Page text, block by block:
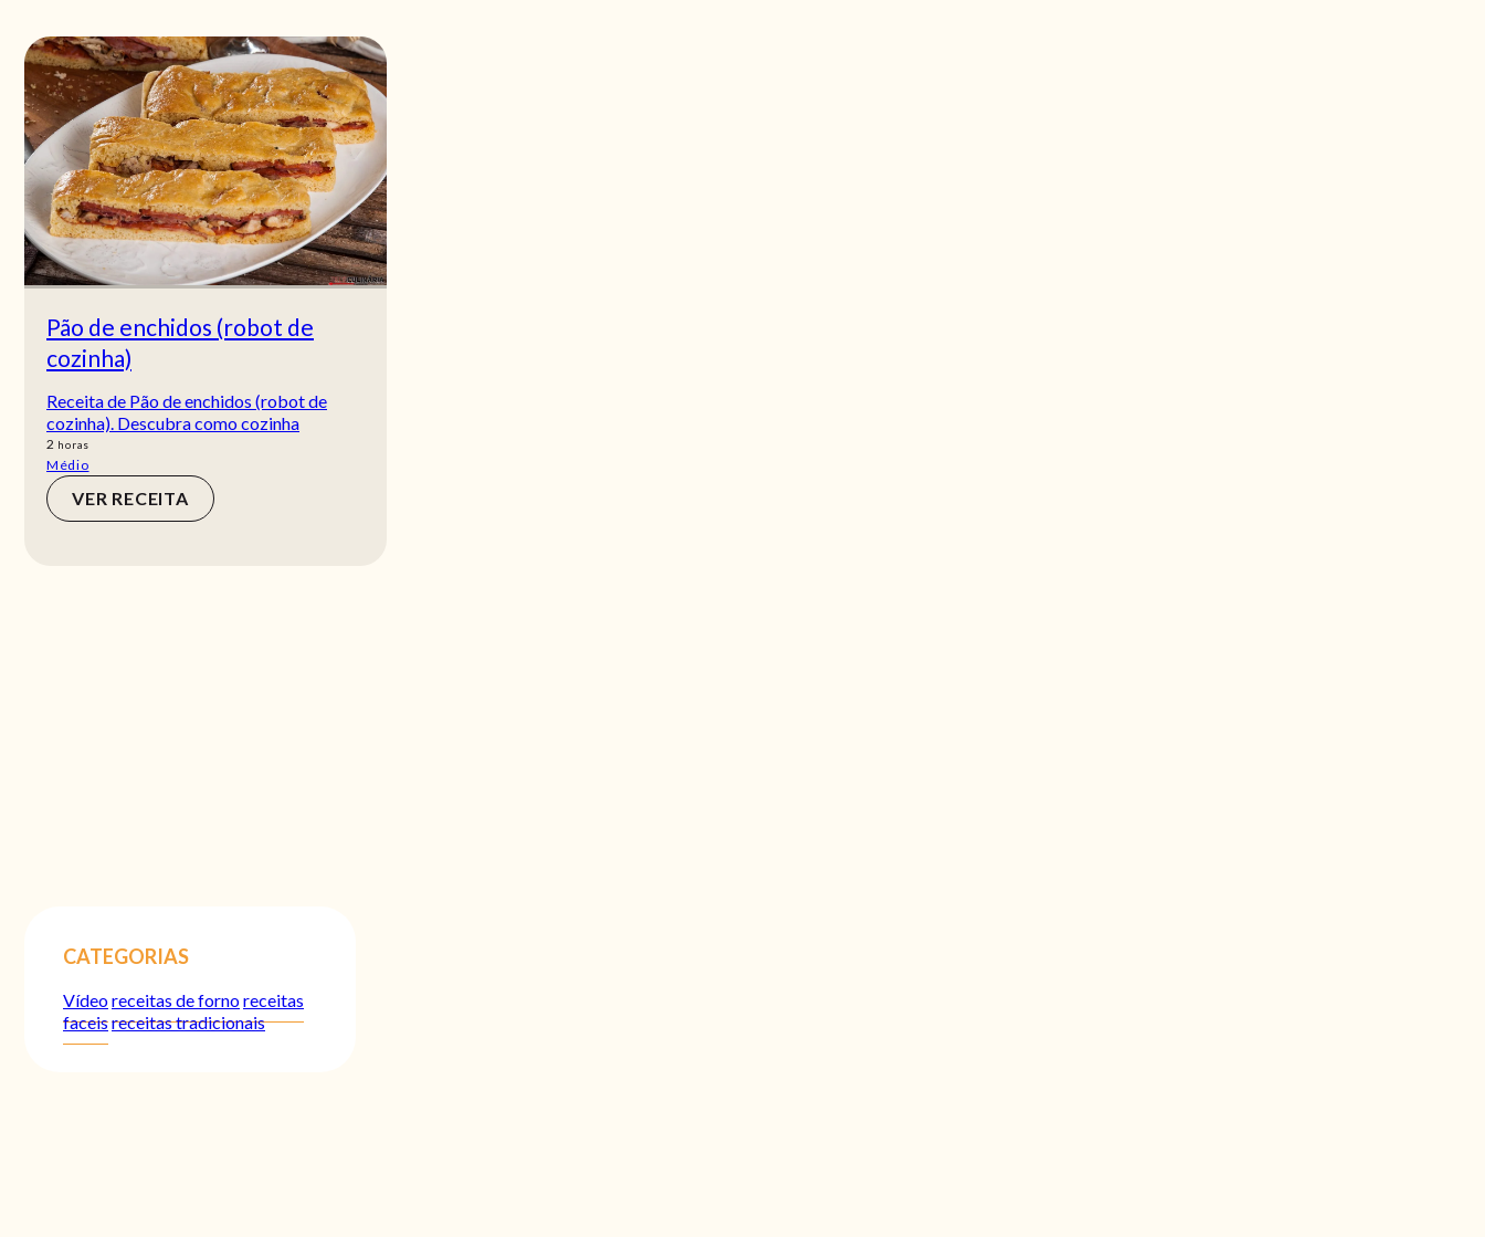
Pão de enchidos (robot de
cozinha)
Receita de Pão de enchidos (robot de
cozinha). Descubra como cozinha
2 horas
horas
Médio
VER RECEITA
CATEGORIAS
Vídeoreceitas de fornoreceitas
faceisreceitas tradicionais